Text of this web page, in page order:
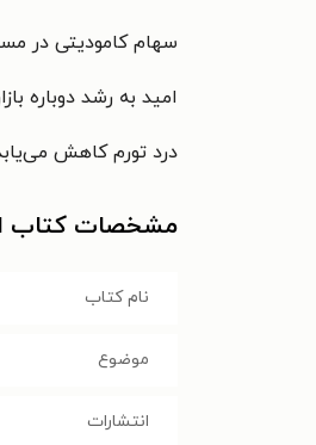
سهام کامودیتی در
امید به رشد دوباره
درد تورم کاهش
مشخصات کتاب
نام کتاب
موضوع
انتشارات